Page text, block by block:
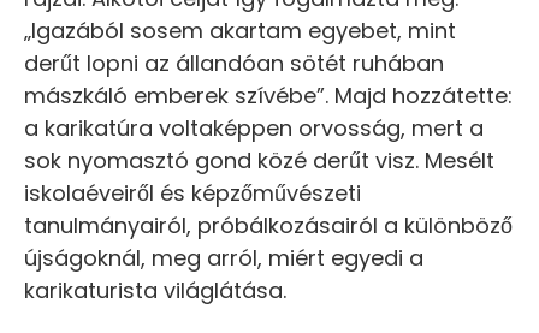
„Igazából sosem akartam egyebet, mint
derűt lopni az állandóan sötét ruhában
mászkáló emberek szívébe”. Majd hozzátette:
a karikatúra voltaképpen orvosság, mert a
sok nyomasztó gond közé derűt visz. Mesélt
iskolaéveiről és képzőművészeti
tanulmányairól, próbálkozásairól a különböző
újságoknál, meg arról, miért egyedi a
karikaturista világlátása.